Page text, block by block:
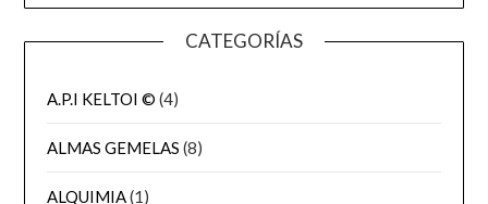
CATEGORÍAS
A.P.I KELTOI © (4)
ALMAS GEMELAS (8)
ALQUIMIA(1)